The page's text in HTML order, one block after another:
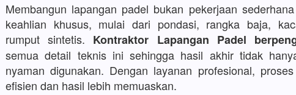
Membangun lapangan padel bukan pekerjaan
keahlian khusus, mulai dari pondasi, rangka baja,
rumput sintetis. Kontraktor Lapangan Padel
semua detail teknis ini sehingga hasil akhir tidak
nyaman digunakan. Dengan layanan profesional,
efisien dan hasil lebih memuaskan.